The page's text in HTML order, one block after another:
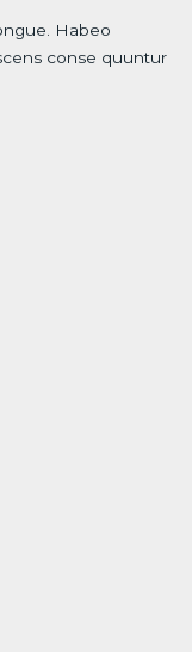
Habeo
conse quuntur